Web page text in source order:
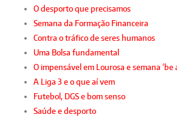
O desporto que precisamos
Semana da Formação Financeira
Contra o tráfico de seres humanos
Uma Bolsa fundamental
O impensável em Lourosa e semana ‘be
A Liga 3 e o que aí vem
Futebol, DGS e bom senso
Saúde e desporto